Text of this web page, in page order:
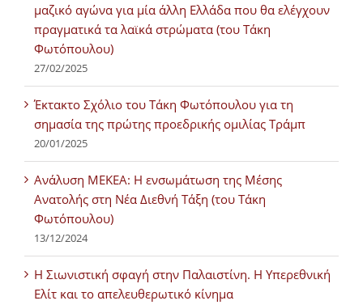
μαζικό αγώνα για μία άλλη Ελλάδα που θα ελέγχουν
πραγματικά τα λαϊκά στρώματα (του Τάκη
Φωτόπουλου)
27/02/2025
Έκτακτο Σχόλιο του Τάκη Φωτόπουλου για τη
σημασία της πρώτης προεδρικής ομιλίας Τράμπ
20/01/2025
Ανάλυση ΜΕΚΕΑ: Η ενσωμάτωση της Μέσης
Ανατολής στη Νέα Διεθνή Τάξη (του Τάκη
Φωτόπουλου)
13/12/2024
Η Σιωνιστική σφαγή στην Παλαιστίνη. Η Υπερεθνική
Ελίτ και το απελευθερωτικό κίνημα